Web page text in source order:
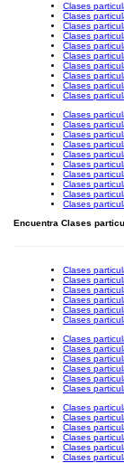
Clases
Clases
Clases
Clases
Clases
Clases
Clases
Clases
Clases
Clases
Clases
Clases
Clases
Clases
Clases
Clases
Clases
Clases
Clases
Clases
Encuentra Clases
Clases
Clases
Clases
Clases
Clases
Clases
Clases
Clases
Clases
Clases
Clases
Clases
Clases
Clases
Clases
Clases
Clases
Clases